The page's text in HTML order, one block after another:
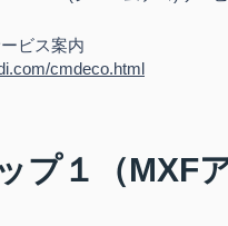
ビス案内
cmdeco.html
プ１（MXF